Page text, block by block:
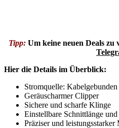
Tipp: Um keine neuen Deals zu
Hier die Details im Überblick:
Stromquelle: Kabelgebunden
Geräuscharmer Clipper
Sichere und scharfe Klinge
Einstellbare Schnittlänge
Präziser und leistungsstarker